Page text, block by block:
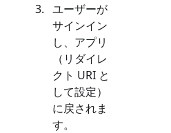
ユーザーが
サインイン
し、アプリ
（リダイレ
クト URI と
して設定）
に戻されま
す。